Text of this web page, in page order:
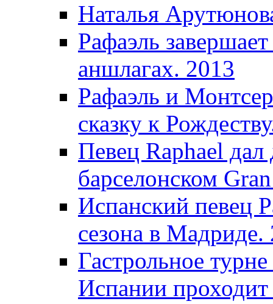
Наталья
Рафаэль
аншлагах. 2013
Рафаэль и
сказку к
Певец Raphael дал
барселонском
Испанский певец
сезона в Мадриде.
Гастрольное
Испании